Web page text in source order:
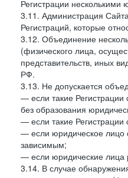
Регистрации
3.11. Администрация
Регистраций, которые
3.12. Объединение
(физического лица,
представительств, иных
РФ.
3.13. Не допускается
— если такие
без образования
— если такие
— если юридическое лицо
зависимым;
— если юридические лица
3.14. В случае